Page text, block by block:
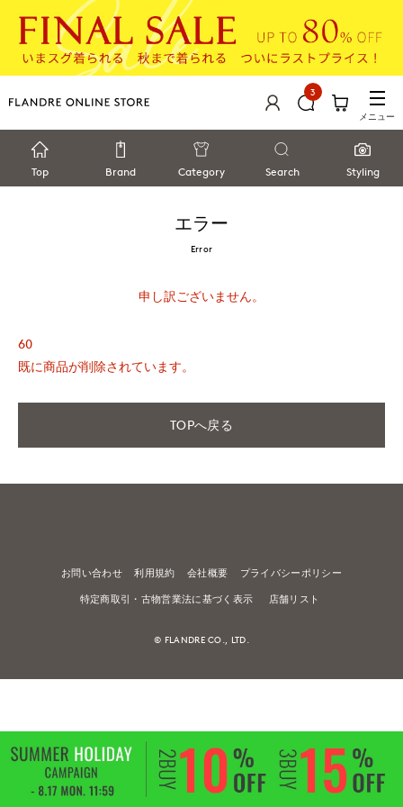
3
メニュー
Top Brand Category Search Styling
エラー
Error
申し訳ございません。
60
既に商品が削除されています。
TOPへ戻る
お問い合わせ 利用規約 会社概要 プライバシーポリシー
特定商取引・古物営業法に基づく表示 店舗リスト
© FLANDRE CO., LTD.